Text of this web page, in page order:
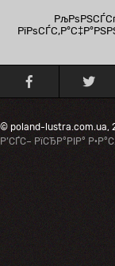
© poland-lustra.com.ua,
Р’СЃС– РїСЂР°РІР°